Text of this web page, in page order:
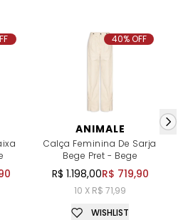
ANIMALE
Calça Feminina De Sarja
Bege Pret - Bege
R$ 1.198,00R$ 719,90
10 X R$ 71,99
40% OFF
WISHLIST